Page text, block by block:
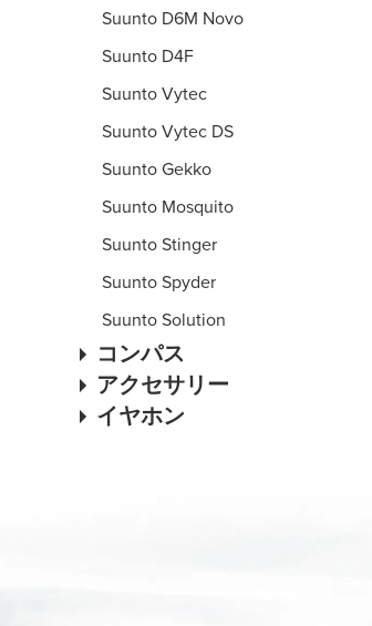
Suunto D6M Novo
Suunto D4F
Suunto Vytec
Suunto Vytec DS
Suunto Gekko
Suunto Mosquito
Suunto Stinger
Suunto Spyder
Suunto Solution
コンパス
アクセサリー
イヤホン